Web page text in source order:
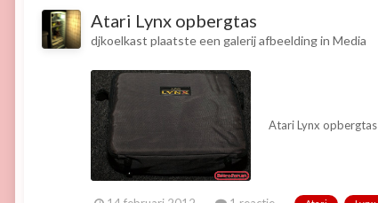
Atari Lynx opbergtas
djkoelkast plaatste een galerij afbeelding in Media
Atari Lynx opbergtas